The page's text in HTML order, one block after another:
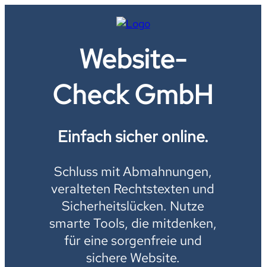
Website-
Check GmbH
Einfach sicher online.
Schluss mit Abmahnungen,
veralteten Rechtstexten und
Sicherheitslücken. Nutze
smarte Tools, die mitdenken,
für eine sorgenfreie und
sichere Website.